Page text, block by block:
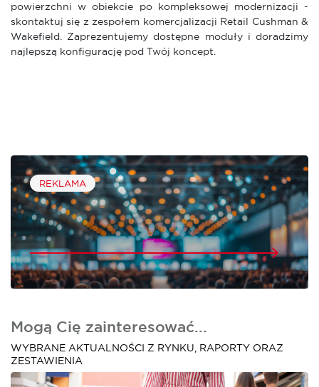
powierzchni w obiekcie po kompleksowej modernizacji -
skontaktuj się z zespołem komercjalizacji Retail Cushman &
Wakefield. Zaprezentujemy dostępne moduły i doradzimy
najlepszą konfigurację pod Twój koncept.
REKLAMA
Mogą Cię zainteresować...
WYBRANE AKTUALNOŚCI Z RYNKU, RAPORTY ORAZ
ZESTAWIENIA